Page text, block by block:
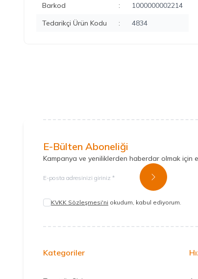
Barkod
:
1000000002214
Tedarikçi Ürün Kodu
: 4834
E-Bülten Aboneliği
Kampanya ve yeniliklerden haberdar olmak için
Kayıt Ol
KVKK Sözleşmesi'ni okudum, kabul ediyorum.
Kategoriler